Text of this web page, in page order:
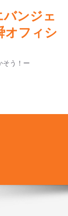
バンジェ
オフィシ
そう！ー